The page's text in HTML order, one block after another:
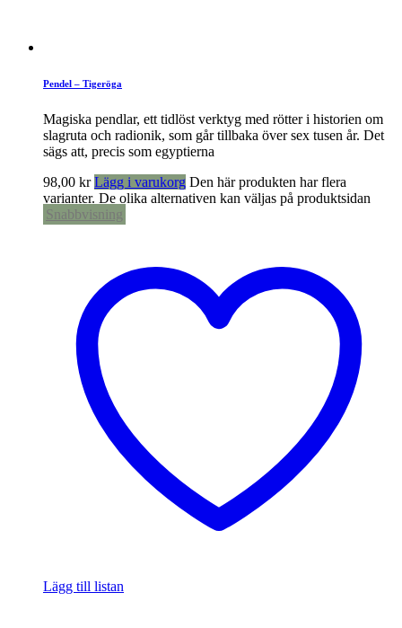
Pendel – Tigeröga
Magiska pendlar, ett tidlöst verktyg med rötter i historien om
slagruta och radionik, som går tillbaka över sex tusen år. Det
sägs att, precis som egyptierna
98,00 kr Lägg i varukorg Den här produkten har flera
varianter. De olika alternativen kan väljas på produktsidan
Snabbvisning
Lägg till listan